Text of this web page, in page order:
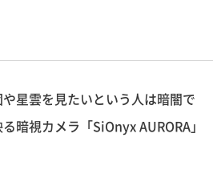
星雲を見たいという人は暗闇で
暗視カメラ「SiOnyx AURORA」